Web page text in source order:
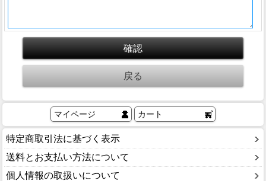
マイページ カート
特定商取引法に基づく表示
送料とお支払い方法について
個人情報の取扱いについて